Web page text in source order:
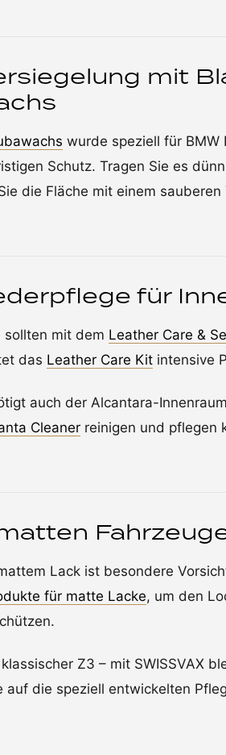
mit
wurde speziell für BMW
Schutz. Tragen Sie es
die Fläche mit einem sauberen
für
mit dem Leather Care &
das Leather Care Kit intensive
auch der Alcantara-
Cleaner reinigen und pflegen
Lack ist besondere
für matte Lacke, um den
Z3 – mit SWISSVAX
auf die speziell entwickelten